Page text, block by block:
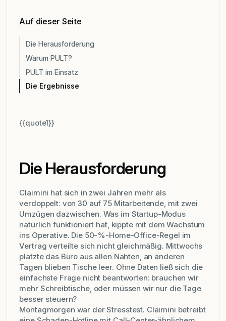
Auf dieser Seite
Die Herausforderung
Warum PULT?
PULT im Einsatz
Die Ergebnisse
{{quote1}}
Die Herausforderung
Claimini hat sich in zwei Jahren mehr als
verdoppelt: von 30 auf 75 Mitarbeitende, mit zwei
Umzügen dazwischen. Was im Startup-Modus
natürlich funktioniert hat, kippte mit dem Wachstum
ins Operative. Die 50-%-Home-Office-Regel im
Vertrag verteilte sich nicht gleichmäßig. Mittwochs
platzte das Büro aus allen Nähten, an anderen
Tagen blieben Tische leer. Ohne Daten ließ sich die
einfachste Frage nicht beantworten: brauchen wir
mehr Schreibtische, oder müssen wir nur die Tage
besser steuern?
Montagmorgen war der Stresstest. Claimini betreibt